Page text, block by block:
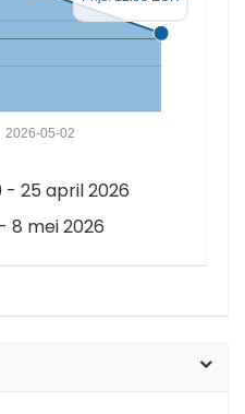
2026-05-02
- 25 april 2026
8 mei 2026